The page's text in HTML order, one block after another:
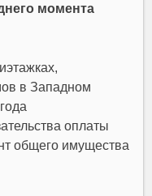
момента
в Западном
оплаты
общего имущества